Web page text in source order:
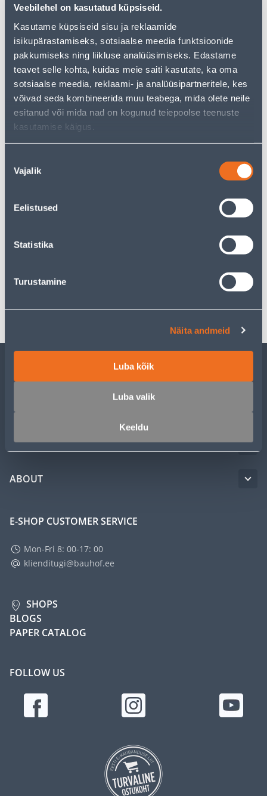
Veebilehel on kasutatud küpsiseid.
Kasutame küpsiseid sisu ja reklaamide
isikupärastamiseks, sotsiaalse meedia funktsioonide
pakkumiseks ning liikluse analüüsimiseks. Edastame
teavet selle kohta, kuidas meie saiti kasutate, ka oma
sotsiaalse meedia, reklaami- ja analüüsipartneritele, kes
võivad seda kombineerida muu teabega, mida olete neile
esitanud või mida nad on kogunud teiepoolse teenuste
kasutamise käigus.
valik
Vajalik
Eelistused
Statistika
Turustamine
Näita andmeid
Luba kõik
Luba valik
Keeldu
you can continue your research by returning
homepageor use our powerful search function to
discover even more great options. Happy shopping!
• Aknaga välisuks 9 x 21 dm.
• Vasak käelisus.
• Leng 105 mm.
• Komplektis on lukuraam ASSA 565. Käepide ja
lukusüdamik ei kuulu komplekti.
• 14-päevane tagastusõigus.
CUSTOMER SERVICE
SERVICE
MASTERS CLUB
ABOUT
E-SHOP CUSTOMER SERVICE
Mon-Fri 8: 00-17: 00
klienditugi@bauhof.ee
SHOPS
BLOGS
PAPER CATALOG
FOLLOW US